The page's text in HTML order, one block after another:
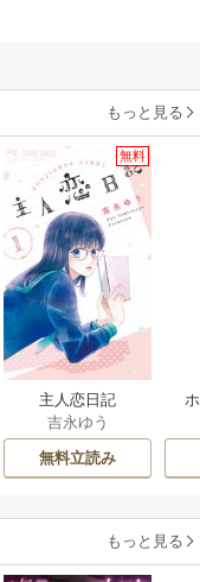
もっと見る
無料
主人恋日記
吉永ゆう
無料立読み
もっと見る